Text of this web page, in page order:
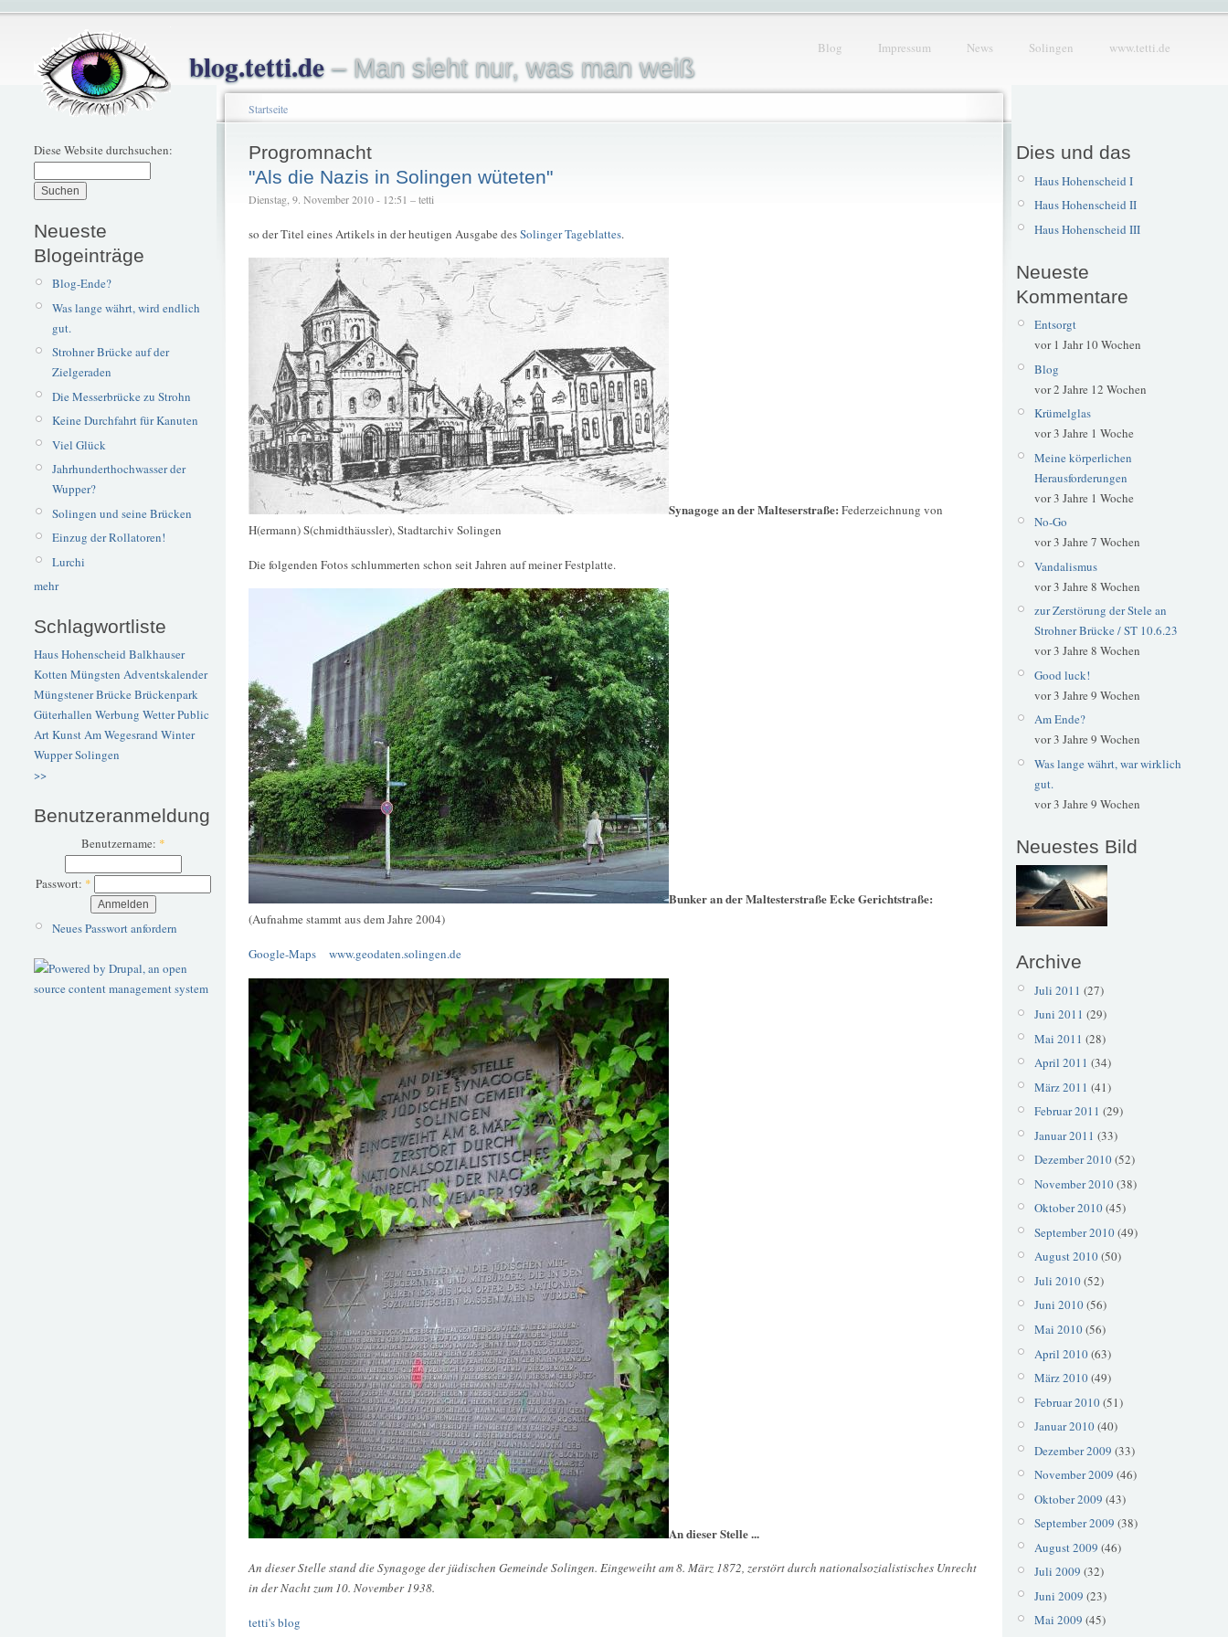
blog.tetti.de– Man sieht nur, was man weiß
Blog Impressum News Solingen www.tetti.de
Diese Website durchsuchen:
Neueste
Blogeinträge
Blog-Ende?
Was lange währt, wird endlich
gut.
Strohner Brücke auf der
Zielgeraden
Die Messerbrücke zu Strohn
Keine Durchfahrt für Kanuten
Viel Glück
Jahrhunderthochwasser der
Wupper?
Solingen und seine Brücken
Einzug der Rollatoren!
Lurchi
mehr
Schlagwortliste
Haus Hohenscheid Balkhauser
Kotten Müngsten Adventskalender
Müngstener BrückeBrückenpark
Güterhallen Werbung WetterPublic
ArtKunstAm Wegesrand Winter
WupperSolingen
>>
Benutzeranmeldung
Benutzername: *
Passwort: *
Neues Passwort anfordern
Startseite
Progromnacht
"Als die Nazis in Solingen wüteten"
Dienstag, 9. November 2010 - 12:51 – tetti
so der Titel eines Artikels in der heutigen Ausgabe desSolinger Tageblattes.
Synagoge an der Malteserstraße: Federzeichnung von
H(ermann) S(chmidthäussler), Stadtarchiv Solingen
Die folgenden Fotos schlummerten schon seit Jahren auf meiner Festplatte.
Bunker an der Maltesterstraße Ecke Gerichtstraße:
(Aufnahme stammt aus dem Jahre 2004)
Google-Maps www.geodaten.solingen.de
An dieser Stelle ...
An dieser Stelle stand die Synagoge der jüdischen Gemeinde Solingen. Eingeweiht am 8. März 1872, zerstört durch nationalsozialistisches Unrecht
in der Nacht zum 10. November 1938.
tetti's blog
Dies und das
Haus Hohenscheid I
Haus Hohenscheid II
Haus Hohenscheid III
Neueste
Kommentare
Entsorgt
vor 1 Jahr 10 Wochen
Blog
vor 2 Jahre 12 Wochen
Krümelglas
vor 3 Jahre 1 Woche
Meine körperlichen
Herausforderungen
vor 3 Jahre 1 Woche
No-Go
vor 3 Jahre 7 Wochen
Vandalismus
vor 3 Jahre 8 Wochen
zur Zerstörung der Stele an
Strohner Brücke / ST 10.6.23
vor 3 Jahre 8 Wochen
Good luck!
vor 3 Jahre 9 Wochen
Am Ende?
vor 3 Jahre 9 Wochen
Was lange währt, war wirklich
gut.
vor 3 Jahre 9 Wochen
Neuestes Bild
Archive
Juli 2011 (27)
Juni 2011 (29)
Mai 2011 (28)
April 2011 (34)
März 2011 (41)
Februar 2011 (29)
Januar 2011 (33)
Dezember 2010(52)
November 2010(38)
Oktober 2010(45)
September 2010(49)
August 2010(50)
Juli 2010(52)
Juni 2010(56)
Mai 2010(56)
April 2010(63)
März 2010(49)
Februar 2010(51)
Januar 2010(40)
Dezember 2009 (33)
November 2009 (46)
Oktober 2009 (43)
September 2009 (38)
August 2009 (46)
Juli 2009 (32)
Juni 2009 (23)
Mai 2009 (45)